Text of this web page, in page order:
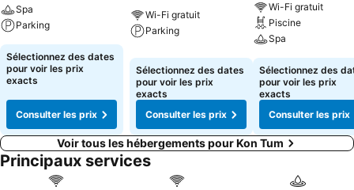
Spa
Parking
Sélectionnez des dates
pour voir les prix
exacts
Consulter les prix
Wi-Fi gratuit
Parking
Sélectionnez des dates
pour voir les prix
exacts
Consulter les prix
Wi-Fi gratuit
Piscine
Spa
Sélectionnez des
pour voir les prix
exacts
Consulter les prix
Voir tous les hébergements pour Kon Tum
Principaux services